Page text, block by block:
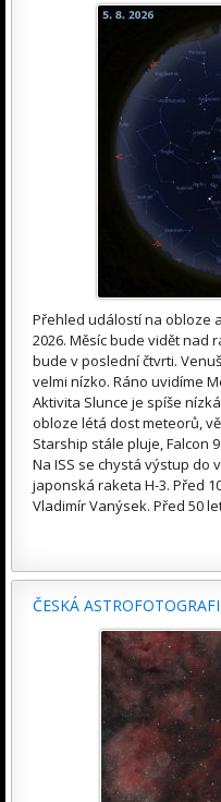
Přehled událostí na obloze
2026. Měsíc bude vidět nad
bude v poslední čtvrti.
velmi nízko. Ráno uvidíme
Aktivita Slunce je spíše
obloze létá dost meteorů,
Starship stále pluje, Falcon
Na ISS se chystá výstup do
japonská raketa H-3. Před
Vladimír Vanýsek. Před 50
ČESKÁ